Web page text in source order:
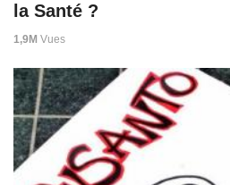
la Santé ?
1,9M Vues